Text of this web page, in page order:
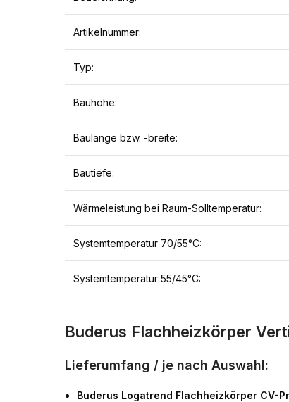
Artikelnummer:
Typ:
Bauhöhe:
Baulänge bzw. -breite:
Bautiefe:
Wärmeleistung bei Raum-Solltemperatur:
Systemtemperatur 70/55°C:
Systemtemperatur 55/45°C:
Buderus Flachheizkörper
Lieferumfang / je nach Auswahl:
Buderus Logatrend Flachheizkörper CV-